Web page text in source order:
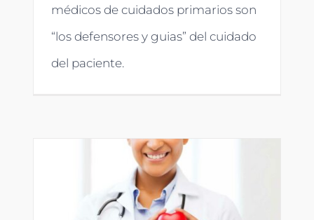
médicos de cuidados primarios son
“los defensores y guias” del cuidado
del paciente.